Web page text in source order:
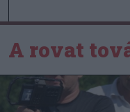
A rovat